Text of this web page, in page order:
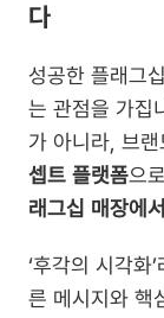
다
성공한 플래그
는 관점을 가집
가 아니라, 브
셉트 플랫폼으
래그십 매장에
‘후각의 시각화
른 메시지와 핵